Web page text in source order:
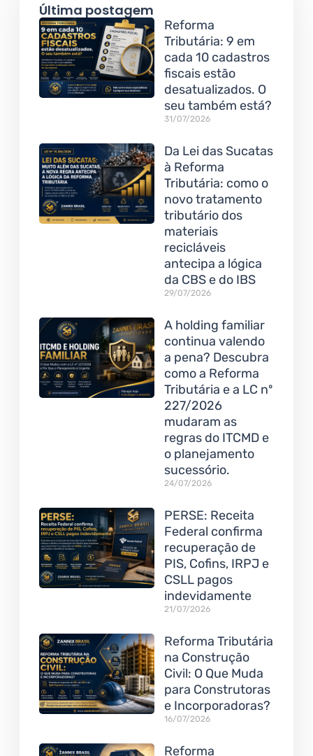
Última postagem
Reforma
Tributária: 9 em
cada 10 cadastros
fiscais estão
desatualizados. O
seu também está?
31/07/2026
Da Lei das Sucatas
à Reforma
Tributária: como o
novo tratamento
tributário dos
materiais
recicláveis
antecipa a lógica
da CBS e do IBS
29/07/2026
A holding familiar
continua valendo
a pena? Descubra
como a Reforma
Tributária e a LC nº
227/2026
mudaram as
regras do ITCMD e
o planejamento
sucessório.
24/07/2026
PERSE: Receita
Federal confirma
recuperação de
PIS, Cofins, IRPJ e
CSLL pagos
indevidamente
21/07/2026
Reforma Tributária
na Construção
Civil: O Que Muda
para Construtoras
e Incorporadoras?
16/07/2026
Reforma